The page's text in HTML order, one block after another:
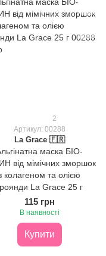
2
Артикул: 00288
La Grace 🇫🇷
маска БІО-
від мімічних зморшок
колагеном та олією
La Grace 25 г
115 грн
В наявності
Купити